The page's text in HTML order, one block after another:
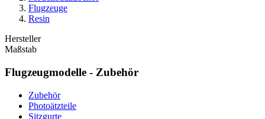
Flugzeuge
Resin
Hersteller
Maßstab
Flugzeugmodelle - Zubehör
Zubehör
Photoätzteile
Sitzgurte